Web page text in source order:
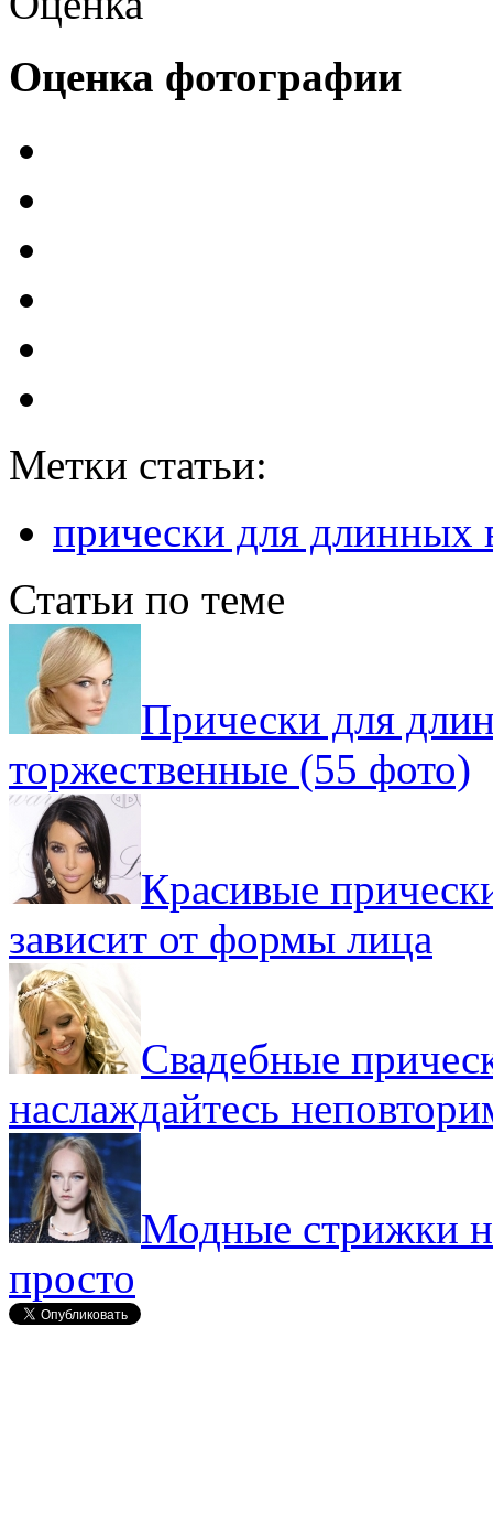
Оценка фотографии
Метки статьи:
прически для длинных
Статьи по теме
Прически для
торжественные (55 фото)
Красивые
зависит от формы лица
Свадебные
наслаждайтесь
Модные стрижки
просто